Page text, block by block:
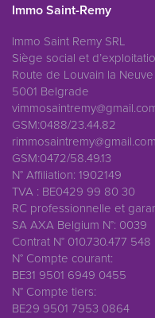
Immo Saint-Remy
Immo Saint Remy SRL
Siège social et
Route de Louvain la
5001 Belgrade
GSM:0488/23.44.82
rimmosaintremy@gmail.com
GSM:0472/58.49.13
N° Affiliation: 1902149
TVA : BE0429 99 80 30
RC professionnelle et
SA AXA Belgium N°: 0039
Contrat N° 010.730.477 548
N° Compte courant:
BE31 9501 6949 0455
N° Compte tiers:
BE29 9501 7953 0864